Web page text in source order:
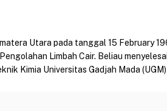
Utara pada tanggal 15 February
Limbah Cair. Beliau
Kimia Universitas Gadjah Mada